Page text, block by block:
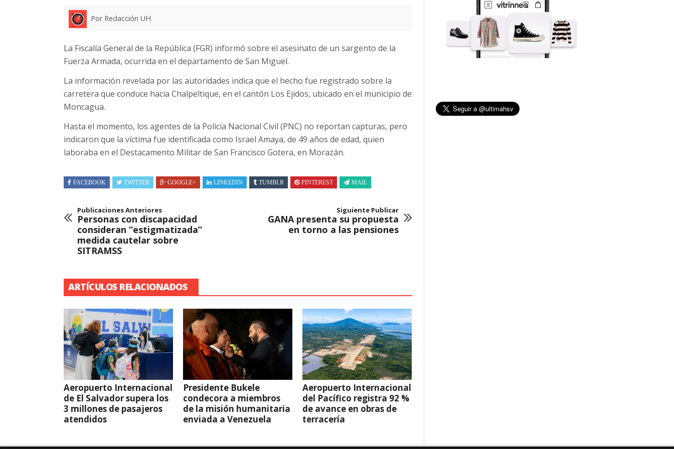
Por Redacción UH
La Fiscalía General de la República (FGR) informó sobre el asesinato de un sargento de la
Fuerza Armada, ocurrida en el departamento de San Miguel.
La información revelada por las autoridades indica que el hecho fue registrado sobre la
carretera que conduce hacia Chalpeltique, en el cantón Los Ejidos, ubicado en el municipio de
Moncagua.
Hasta el momento, los agentes de la Policía Nacional Civil (PNC) no reportan capturas, pero
indicaron que la víctima fue identificada como Israel Amaya, de 49 años de edad, quien
laboraba en el Destacamento Militar de San Francisco Gotera, en Morazán.
FACEBOOK TWITTER GOOGLE+ LINKEDIN TUMBLR PINTEREST MAIL
Publicaciones Anteriores
Personas con discapacidad
consideran “estigmatizada”
medida cautelar sobre
SITRAMSS
Siguiente Publicar
GANA presenta su propuesta
en torno a las pensiones
ARTÍCULOS RELACIONADOS
Aeropuerto Internacional
de El Salvador supera los
3 millones de pasajeros
atendidos
Presidente Bukele
condecora a miembros
de la misión humanitaria
enviada a Venezuela
Aeropuerto Internacional
del Pacífico registra 92 %
de avance en obras de
terracería